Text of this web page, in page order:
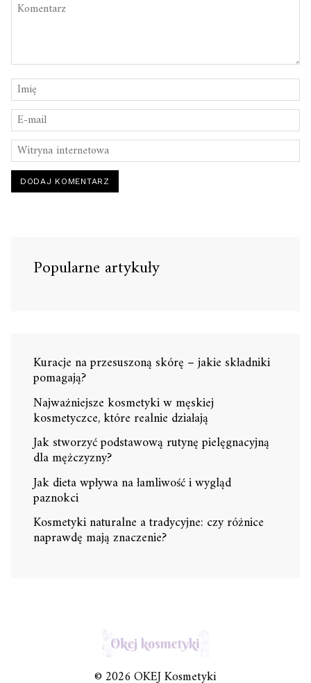
Popularne artykuły
Kuracje na przesuszoną skórę – jakie składniki
pomagają?
Najważniejsze kosmetyki w męskiej
kosmetyczce, które realnie działają
Jak stworzyć podstawową rutynę pielęgnacyjną
dla mężczyzny?
Jak dieta wpływa na łamliwość i wygląd
paznokci
Kosmetyki naturalne a tradycyjne: czy różnice
naprawdę mają znaczenie?
© 2026 OKEJ Kosmetyki